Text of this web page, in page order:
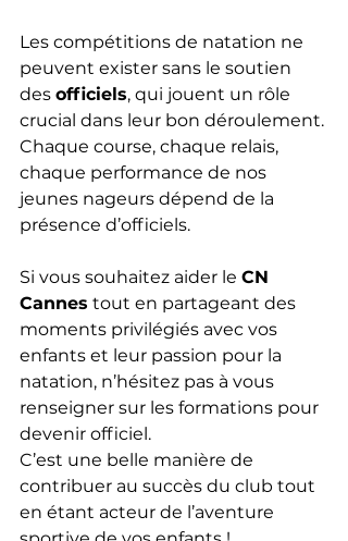
Les compétitions de natation ne
peuvent exister sans le soutien
des officiels, qui jouent un rôle
crucial dans leur bon déroulement.
Chaque course, chaque relais,
chaque performance de nos
jeunes nageurs dépend de la
présence d’officiels.
Si vous souhaitez aider le CN
Cannes tout en partageant des
moments privilégiés avec vos
enfants et leur passion pour la
natation, n’hésitez pas à vous
renseigner sur les formations pour
devenir officiel.
C’est une belle manière de
contribuer au succès du club tout
en étant acteur de l’aventure